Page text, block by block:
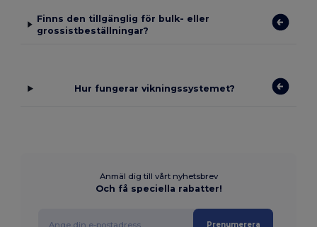
Finns den tillgänglig för bulk- eller
grossistbeställningar?
Hur fungerar vikningssystemet?
Anmäl dig till vårt nyhetsbrev
Och få speciella rabatter!
Prenumerera